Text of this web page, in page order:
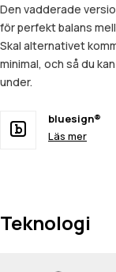
Den vadderade
för perfekt balans
Skal alternativet
minimal, och så du
under.
bluesign®
Läs mer
Teknologi